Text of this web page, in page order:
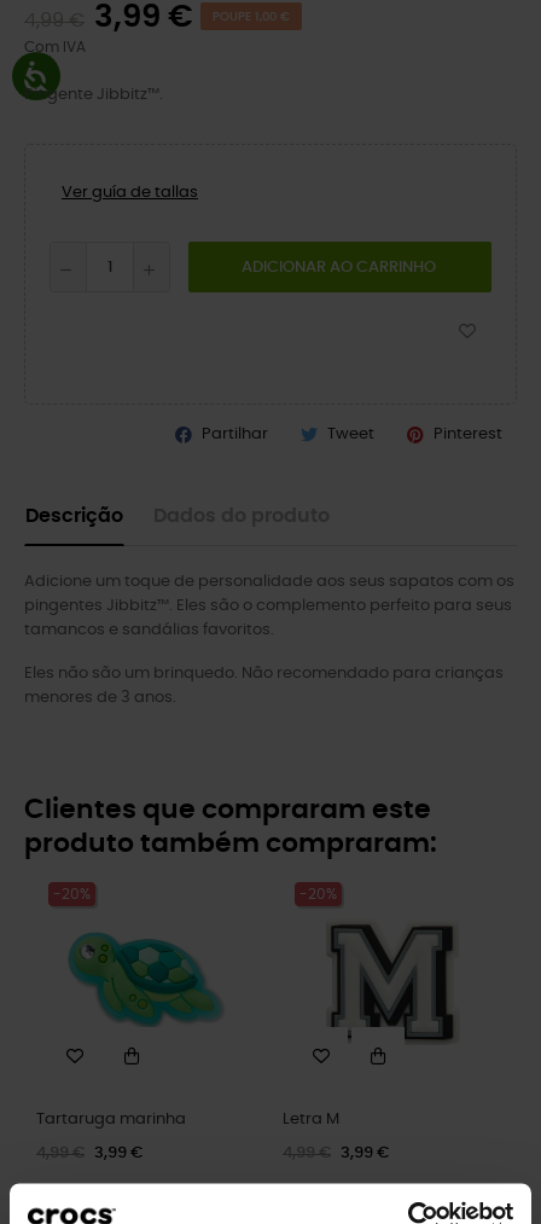
3,99 € POUPE 1,00 €
Com IVA
Pingente Jibbitz™.
Ver guía de tallas
ADICIONAR AO CARRINHO
Partilhar Tweet Pinterest
Descrição
Adicione um toque de personalidade aos seus sapatos com os
pingentes Jibbitz™. Eles são o complemento perfeito para seus
tamancos e sandálias favoritos.
Eles não são um brinquedo. Não recomendado para crianças
menores de 3 anos.
Clientes que compraram este
produto também compraram:
-20%
Tartaruga marinha
4,99 € 3,99 €
-20%
Letra M
4,99 € 3,99 €